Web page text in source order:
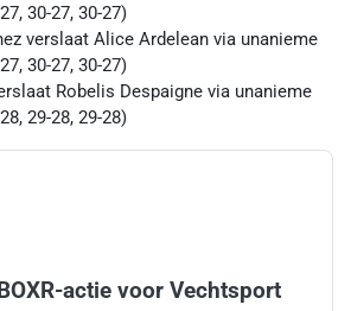
30-27, 30-27)
verslaat Alice Ardelean via unanieme
30-27, 30-27)
Robelis Despaigne via unanieme
29-28, 29-28)
actie voor Vechtsport